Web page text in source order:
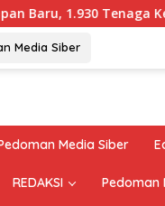
Tenaga Kerja
Media Siber
Media Siber
REDAKSI Pedoman